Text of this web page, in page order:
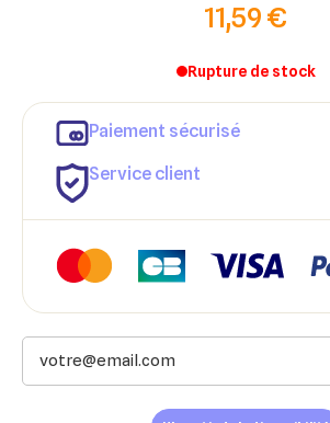
11,59 €
Rupture de stock
Paiement sécurisé
Service client